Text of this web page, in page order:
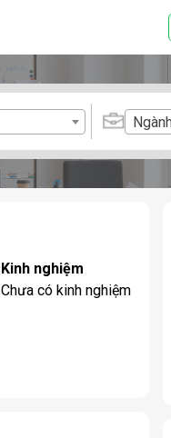
Kinh nghiệm
Chưa có kinh nghiệm